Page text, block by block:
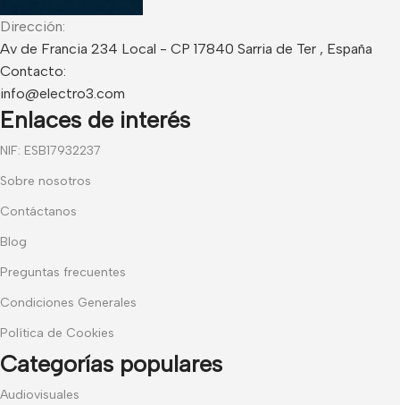
Dirección:
Av de Francia 234 Local - CP 17840 Sarria de Ter , España
Contacto:
info@electro3.com
Enlaces de interés
NIF: ESB17932237
Sobre nosotros
Contáctanos
Blog
Preguntas frecuentes
Condiciones Generales
Política de Cookies
Categorías populares
Audiovisuales